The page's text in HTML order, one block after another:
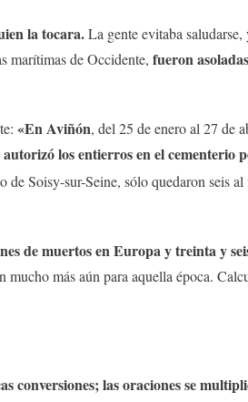
la tocara.La gente evitaba
marítimas de Occidente, fueron
«En Aviñón, del 25 de enero al 27 de
los entierros en el cementerio
Soisy-sur-Seine, sólo quedaron seis
de muertos en Europa y treinta y
más aún para aquella época.
conversiones; las oraciones se